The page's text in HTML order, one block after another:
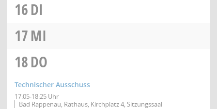
16DI
17MI
18DO
Technischer Ausschuss
17:05-18:25 Uhr
Bad Rappenau, Rathaus, Kirchplatz 4, Sitzungssaal